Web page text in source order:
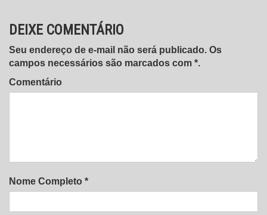
DEIXE COMENTÁRIO
Seu endereço de e-mail não será publicado. Os
campos necessários são marcados com *.
Comentário
Nome Completo *